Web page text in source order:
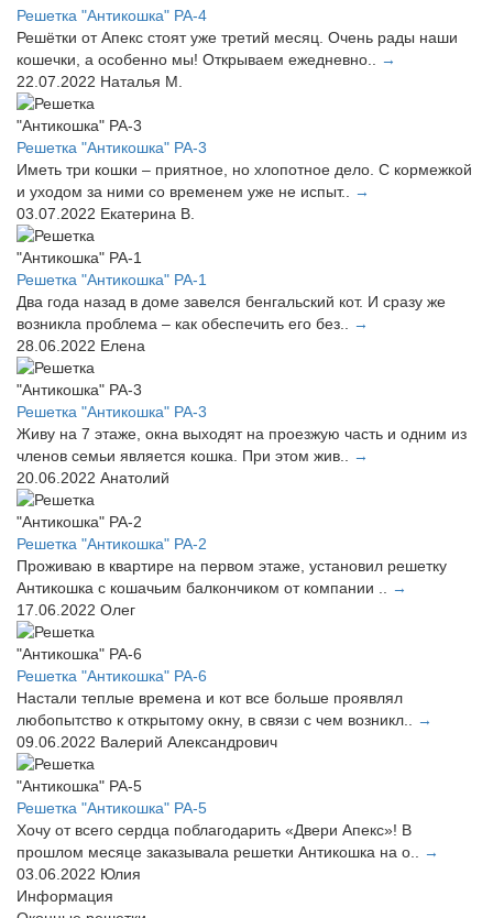
Решетка "Антикошка" РА-4
Решётки от Апекс стоят уже третий месяц. Очень рады наши
кошечки, а особенно мы! Открываем ежедневно..
→
22.07.2022 Наталья М.
Решетка "Антикошка" РА-3
Иметь три кошки – приятное, но хлопотное дело. С кормежкой
и уходом за ними со временем уже не испыт..
→
03.07.2022 Екатерина В.
Решетка "Антикошка" РА-1
Два года назад в доме завелся бенгальский кот. И сразу же
возникла проблема – как обеспечить его без..
→
28.06.2022 Елена
Решетка "Антикошка" РА-3
Живу на 7 этаже, окна выходят на проезжую часть и одним из
членов семьи является кошка. При этом жив..
→
20.06.2022 Анатолий
Решетка "Антикошка" РА-2
Проживаю в квартире на первом этаже, установил решетку
Антикошка с кошачьим балкончиком от компании ..
→
17.06.2022 Олег
Решетка "Антикошка" РА-6
Настали теплые времена и кот все больше проявлял
любопытство к открытому окну, в связи с чем возникл..
→
09.06.2022 Валерий Александрович
Решетка "Антикошка" РА-5
Хочу от всего сердца поблагодарить «Двери Апекс»! В
прошлом месяце заказывала решетки Антикошка на о..
→
03.06.2022 Юлия
Информация